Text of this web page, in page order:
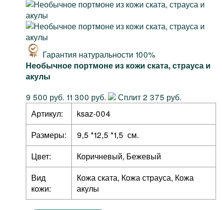
Гарантия натуральности 100%
Необычное портмоне из кожи ската, страуса и
акулы
9 500 руб. 11 300 руб.
Сплит 2 375 руб.
Артикул:
ksaz-004
Размеры:
9,5 *12,5 *1,5 см.
Цвет:
Коричневый, Бежевый
Вид
кожи:
Кожа ската, Кожа страуса, Кожа
акулы